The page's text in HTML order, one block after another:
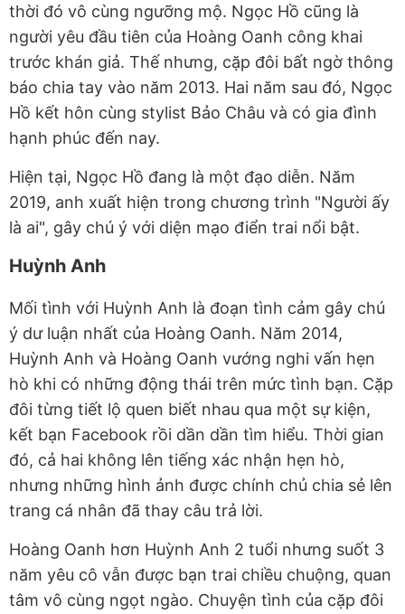
thời đó vô cùng ngưỡng mộ. Ngọc Hồ cũng là
người yêu đầu tiên của Hoàng Oanh công khai
trước khán giả. Thế nhưng, cặp đôi bất ngờ thông
báo chia tay vào năm 2013. Hai năm sau đó, Ngọc
Hồ kết hôn cùng stylist Bảo Châu và có gia đình
hạnh phúc đến nay.
Hiện tại, Ngọc Hồ đang là một đạo diễn. Năm
2019, anh xuất hiện trong chương trình "Người ấy
là ai", gây chú ý với diện mạo điển trai nổi bật.
Huỳnh Anh
Mối tình với Huỳnh Anh là đoạn tình cảm gây chú
ý dư luận nhất của Hoàng Oanh. Năm 2014,
Huỳnh Anh và Hoàng Oanh vướng nghi vấn hẹn
hò khi có những động thái trên mức tình bạn. Cặp
đôi từng tiết lộ quen biết nhau qua một sự kiện,
kết bạn Facebook rồi dần dần tìm hiểu. Thời gian
đó, cả hai không lên tiếng xác nhận hẹn hò,
nhưng những hình ảnh được chính chủ chia sẻ lên
trang cá nhân đã thay câu trả lời.
Hoàng Oanh hơn Huỳnh Anh 2 tuổi nhưng suốt 3
năm yêu cô vẫn được bạn trai chiều chuộng, quan
tâm vô cùng ngọt ngào. Chuyện tình của cặp đôi